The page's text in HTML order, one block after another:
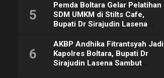
5
Pemda Boltara Gelar Pelatihan
SDM UMKM di Stilts Cafe,
Bupati Dr Sirajudin Lasena
Dorong Ekonomi Daerah
6
AKBP Andhika Fitrantsyah Jadi
Kapolres Boltara, Bupati Dr
Sirajudin Lasena Sambut